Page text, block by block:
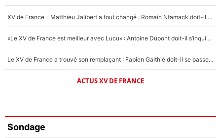
XV de France - Matthieu Jalibert a tout changé : Romain Ntamack doit-il s’inquiéter pour sa place à un an de la Coupe du monde ?
«Le XV de France est meilleur avec Lucu» : Antoine Dupont doit-il s’inquiéter pour sa place ?
Le XV de France a trouvé son remplaçant : Fabien Galthié doit-il se passer d'Antoine Dupont ?
ACTUS XV DE FRANCE
Sondage